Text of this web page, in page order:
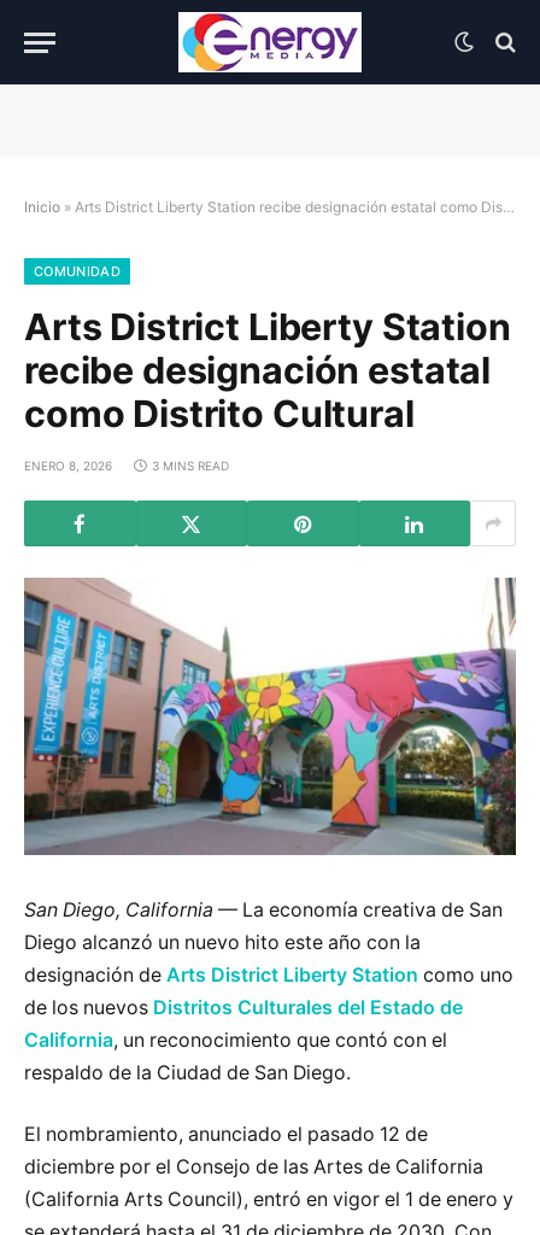
Inicio » Arts District Liberty Station recibe designación estatal como Distrito Cultural
COMUNIDAD
Arts District Liberty Station
recibe designación estatal
como Distrito Cultural
ENERO 8, 2026 3 MINS READ
San Diego, California — La economía creativa de San
Diego alcanzó un nuevo hito este año con la
designación de Arts District Liberty Station como uno
de los nuevos Distritos Culturales del Estado de
California, un reconocimiento que contó con el
respaldo de la Ciudad de San Diego.
El nombramiento, anunciado el pasado 12 de
diciembre por el Consejo de las Artes de California
(California Arts Council), entró en vigor el 1 de enero y